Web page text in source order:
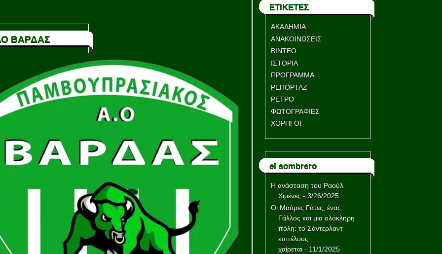
ΒΑΡΔΑΣ
ΕΤΙΚΕΤΕΣ
ΑΚΑΔΗΜΙΑ
ΑΝΑΚΟΙΝΩΣΕΙΣ
ΒΙΝΤΕΟ
ΙΣΤΟΡΙΑ
ΠΡΟΓΡΑΜΜΑ
ΡΕΠΟΡΤΑΖ
ΡΕΤΡΟ
ΦΩΤΟΓΡΑΦΙΕΣ
ΧΟΡΗΓΟΙ
el sombrero
Η ανάσταση του Ραούλ
Χιμένες - 3/26/2025
Οι Μαύρες Γάτες, ένας
Γάλλος και μια ολόκληρη
πόλη: το Σάντερλαντ
επιτέλους
χαίρεται- 11/1/2025